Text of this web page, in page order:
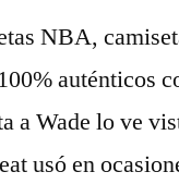
NBA,
auténticos
a Wade lo ve
usó en